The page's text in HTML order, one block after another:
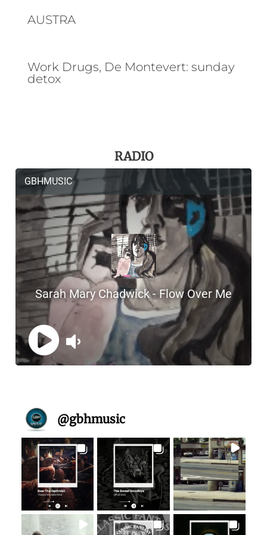
AUSTRA
Work Drugs, De Montevert: sunday
detox
RADIO
@gbhmusic